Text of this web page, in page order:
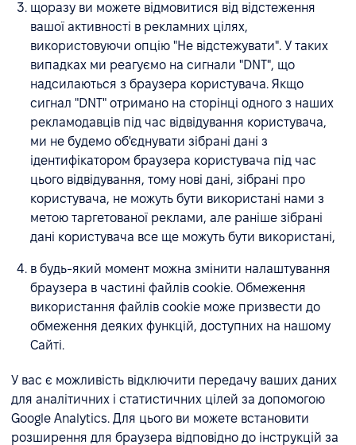
щоразу ви можете відмовитися від відстеження
вашої активності в рекламних цілях,
використовуючи опцію "Не відстежувати". У таких
випадках ми реагуємо на сигнали "DNT", що
надсилаються з браузера користувача. Якщо
сигнал "DNT" отримано на сторінці одного з наших
рекламодавців під час відвідування користувача,
ми не будемо об'єднувати зібрані дані з
ідентифікатором браузера користувача під час
цього відвідування, тому нові дані, зібрані про
користувача, не можуть бути використані нами з
метою таргетованої реклами, але раніше зібрані
дані користувача все ще можуть бути використані,
в будь-який момент можна змінити налаштування
браузера в частині файлів cookie. Обмеження
використання файлів cookie може призвести до
обмеження деяких функцій, доступних на нашому
Сайті.
У вас є можливість відключити передачу ваших даних
для аналітичних і статистичних цілей за допомогою
Google Analytics. Для цього ви можете встановити
розширення для браузера відповідно до інструкцій за